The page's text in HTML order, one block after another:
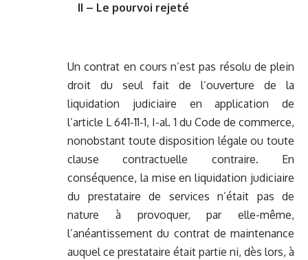
II – Le pourvoi rejeté
Un contrat en cours n’est pas résolu de plein
droit du seul fait de l’ouverture de la
liquidation judiciaire en application de
l’article L 641-11-1, I-al. 1 du Code de commerce,
nonobstant toute disposition légale ou toute
clause contractuelle contraire. En
conséquence, la mise en liquidation judiciaire
du prestataire de services n’était pas de
nature à provoquer, par elle-même,
l’anéantissement du contrat de maintenance
auquel ce prestataire était partie ni, dès lors, à